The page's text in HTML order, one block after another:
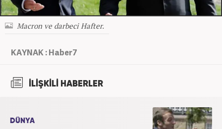
Macron ve darbeci Hafter.
KAYNAK : Haber7
İLİŞKİLİ HABERLER
DÜNYA